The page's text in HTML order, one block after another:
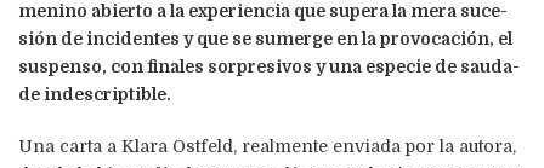
menino abierto a la experiencia que supera la mera su­ce­­
sión de incidentes y que se sumerge en la provocación, el
suspenso, con finales sorpresivos y una especie de sau­da­­
de indescriptible.
Una carta a Klara Ostfeld, realmente enviada por la autora,